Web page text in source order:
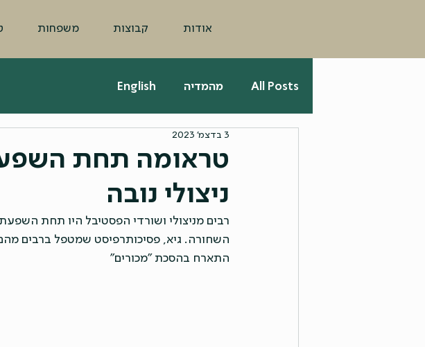
אודות קבוצות משפחות
All Posts מהמדיה English
טראומה תחת
ניצולי נובה
3 בדצמ׳ 2023
רבים מניצולי ושורדי הפסטיבל היו תחת
השחורה. גיא, פסיכותרפיסט שמטפל ברבים
התארח בהסכת "מכורים"